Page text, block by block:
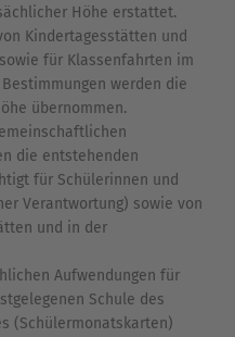
Höhe erstattet.
Kindertagesstätten und
für Klassenfahrten im
werden die
übernommen.
die entstehenden
für Schülerinnen und
Verantwortung) sowie von
und in der
Aufwendungen für
Schule des
(Schülermonatskarten)